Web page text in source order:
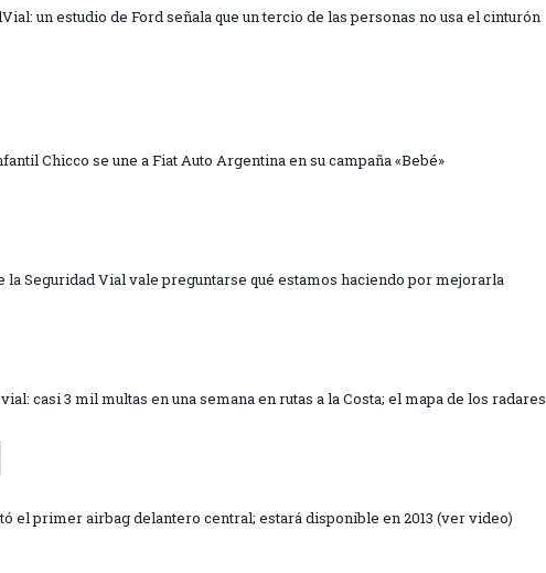
un estudio de Ford señala que un tercio de las personas no usa el cinturón
Chicco se une a Fiat Auto Argentina en su campaña «Bebé»
la Seguridad Vial vale preguntarse qué estamos haciendo por mejorarla
casi 3 mil multas en una semana en rutas a la Costa; el mapa de los radares
el primer airbag delantero central; estará disponible en 2013 (ver video)